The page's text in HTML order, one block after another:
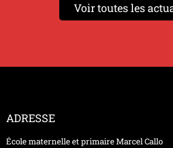
Voir toutes les
ADRESSE
École maternelle et primaire Marcel Callo